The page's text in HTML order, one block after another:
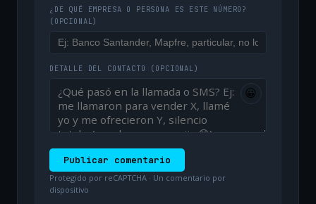
¿DE QUÉ EMPRESA O PERSONA ES ESTE NÚMERO?
(OPCIONAL)
DETALLE DEL CONTACTO (OPCIONAL)
😀
Publicar comentario
Protegido por reCAPTCHA · Un comentario por
dispositivo